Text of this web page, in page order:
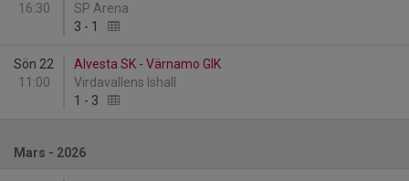
16:30
SP Arena
3 - 1
Sön 22
11:00
Alvesta SK - Värnamo GIK
Virdavallens Ishall
1 - 3
Mars - 2026